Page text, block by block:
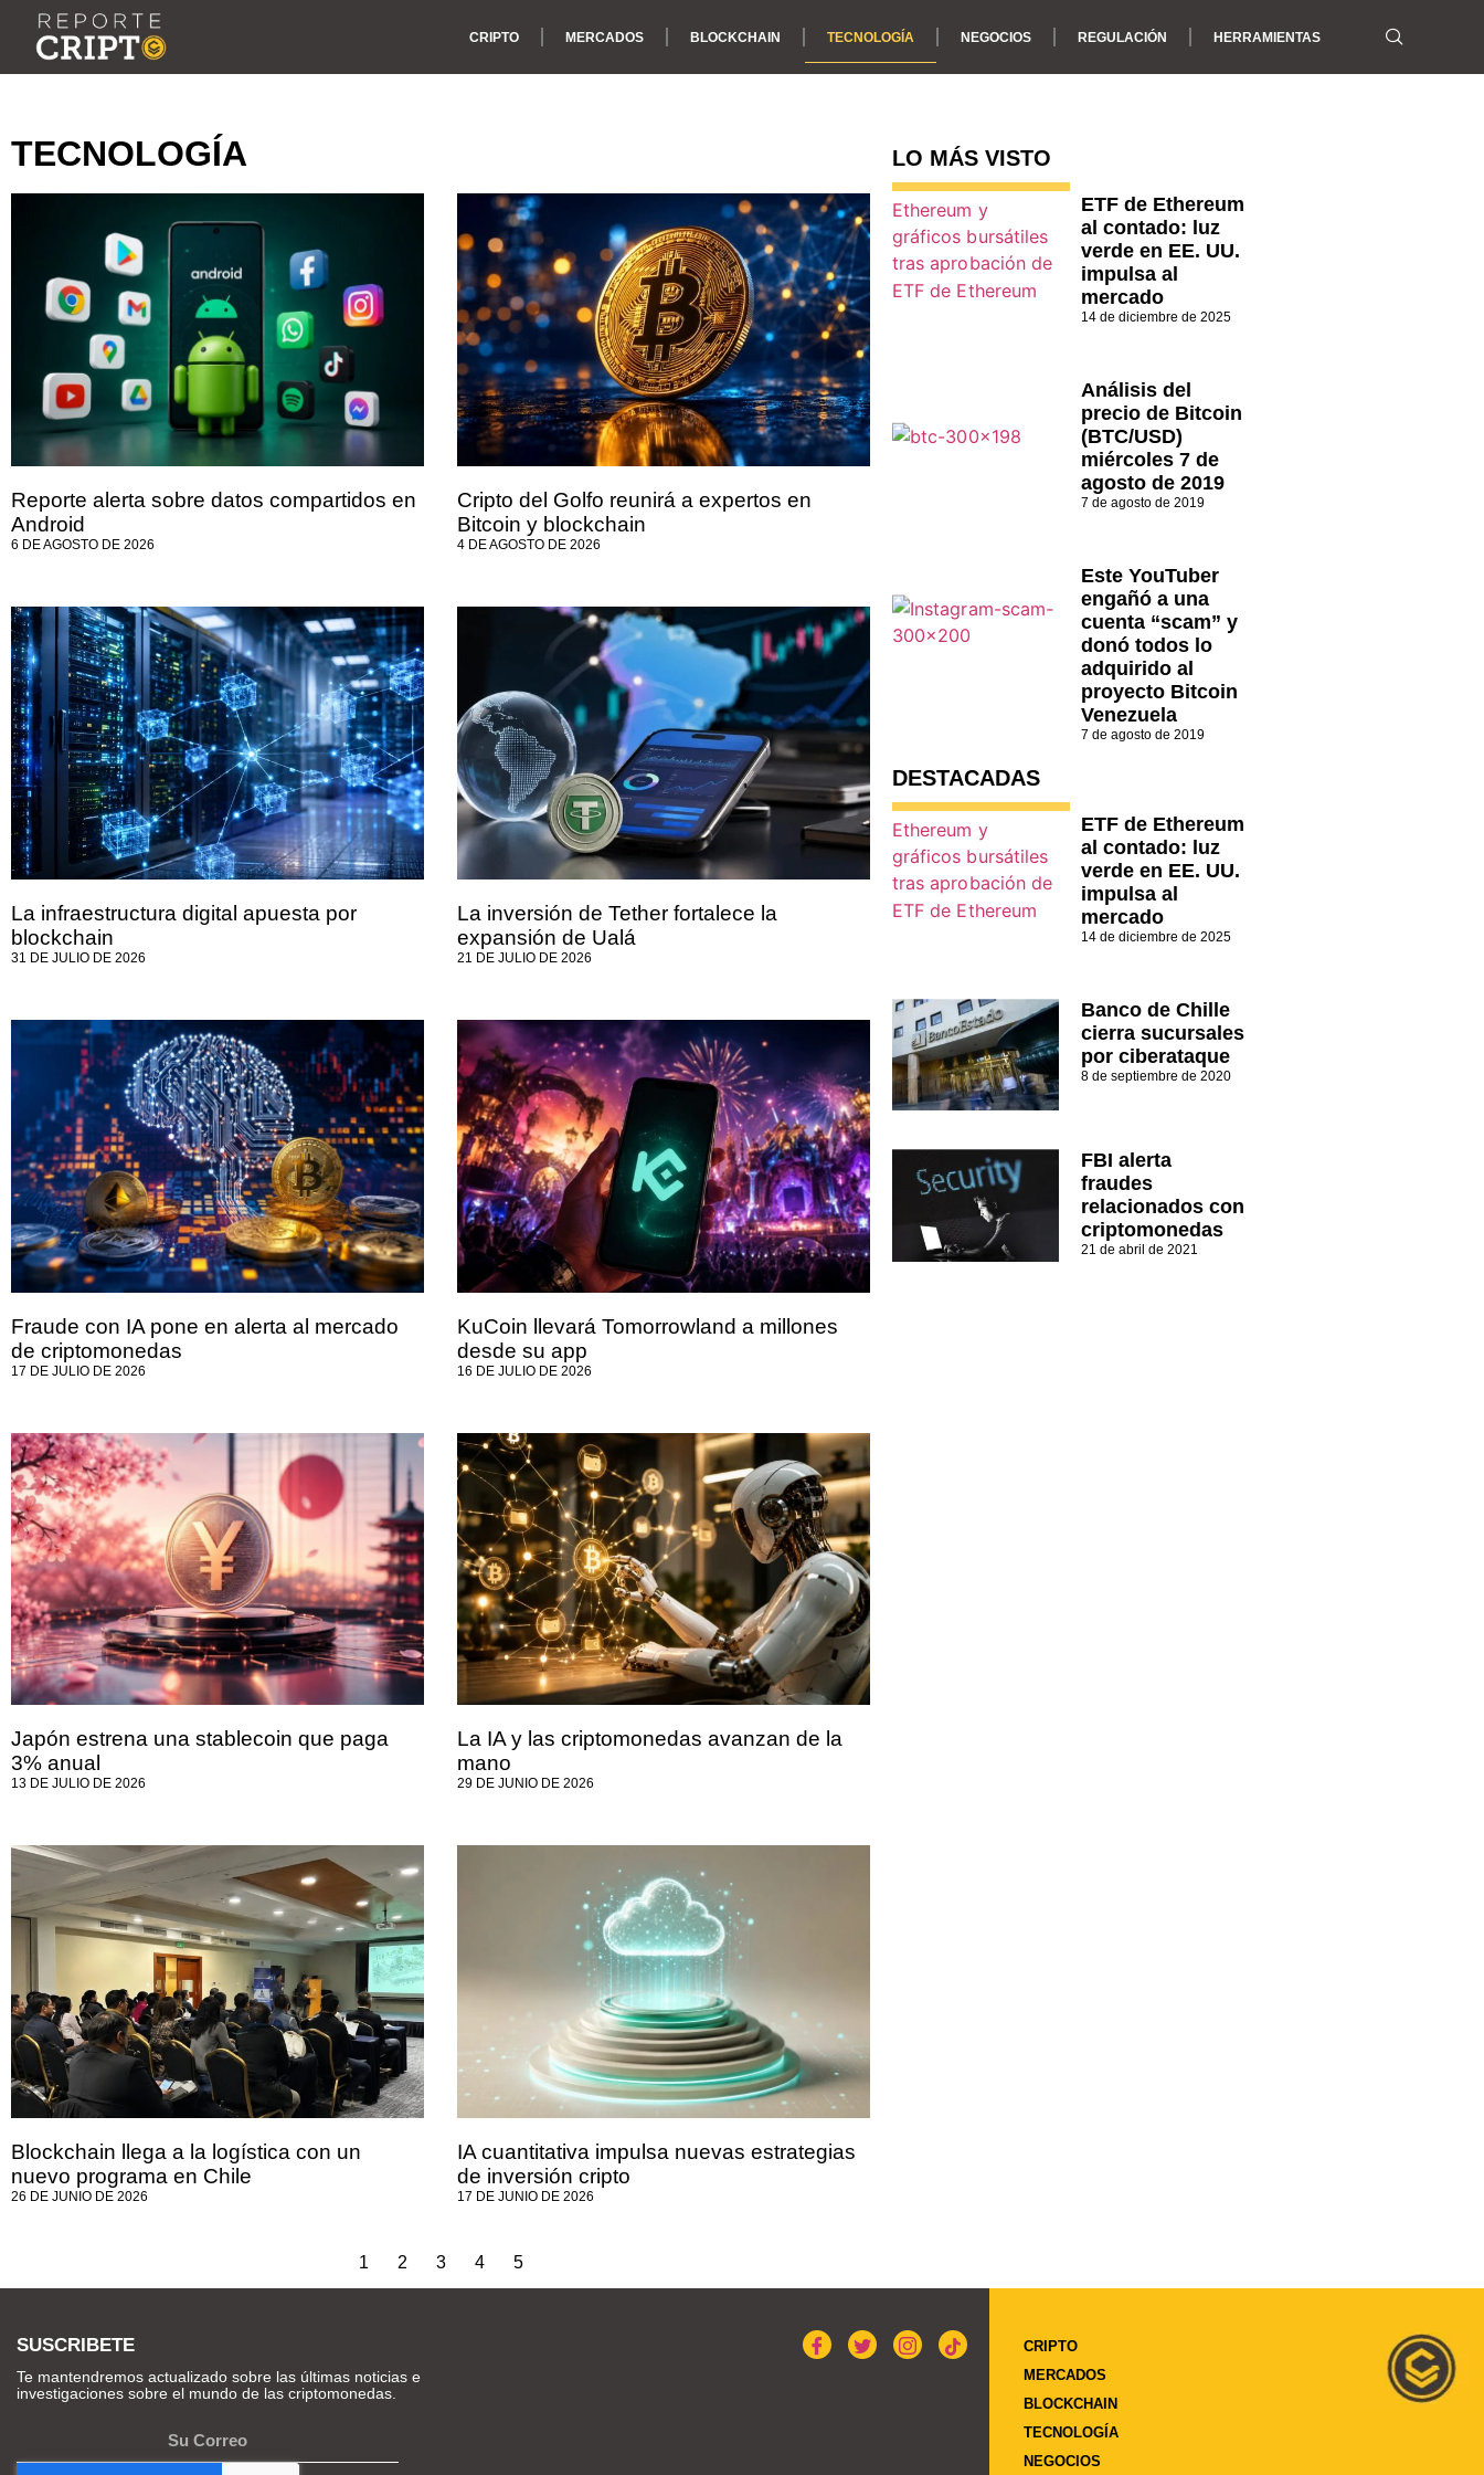
CRIPTO MERCADOS BLOCKCHAIN TECNOLOGÍA NEGOCIOS REGULACIÓN HERRAMIENTAS
TECNOLOGÍA
Reporte alerta sobre datos compartidos en
Android
6 DE AGOSTO DE 2026
Cripto del Golfo reunirá a expertos en
Bitcoin y blockchain
4 DE AGOSTO DE 2026
La infraestructura digital apuesta por
blockchain
31 DE JULIO DE 2026
La inversión de Tether fortalece la
expansión de Ualá
21 DE JULIO DE 2026
Fraude con IA pone en alerta al mercado
de criptomonedas
17 DE JULIO DE 2026
KuCoin llevará Tomorrowland a millones
desde su app
16 DE JULIO DE 2026
Japón estrena una stablecoin que paga
3% anual
13 DE JULIO DE 2026
La IA y las criptomonedas avanzan de la
mano
29 DE JUNIO DE 2026
Blockchain llega a la logística con un
nuevo programa en Chile
26 DE JUNIO DE 2026
IA cuantitativa impulsa nuevas estrategias
de inversión cripto
17 DE JUNIO DE 2026
1 2 3 4 5
LO MÁS VISTO
ETF de Ethereum
al contado: luz
verde en EE. UU.
impulsa al
mercado
14 de diciembre de 2025
Análisis del
precio de Bitcoin
(BTC/USD)
miércoles 7 de
agosto de 2019
7 de agosto de 2019
Este YouTuber
engañó a una
cuenta “scam” y
donó todos lo
adquirido al
proyecto Bitcoin
Venezuela
7 de agosto de 2019
DESTACADAS
ETF de Ethereum
al contado: luz
verde en EE. UU.
impulsa al
mercado
14 de diciembre de 2025
Banco de Chille
cierra sucursales
por ciberataque
8 de septiembre de 2020
FBI alerta
fraudes
relacionados con
criptomonedas
21 de abril de 2021
SUSCRIBETE
Te mantendremos actualizado sobre las últimas noticias e
investigaciones sobre el mundo de las criptomonedas.
CRIPTO
MERCADOS
BLOCKCHAIN
TECNOLOGÍA
NEGOCIOS